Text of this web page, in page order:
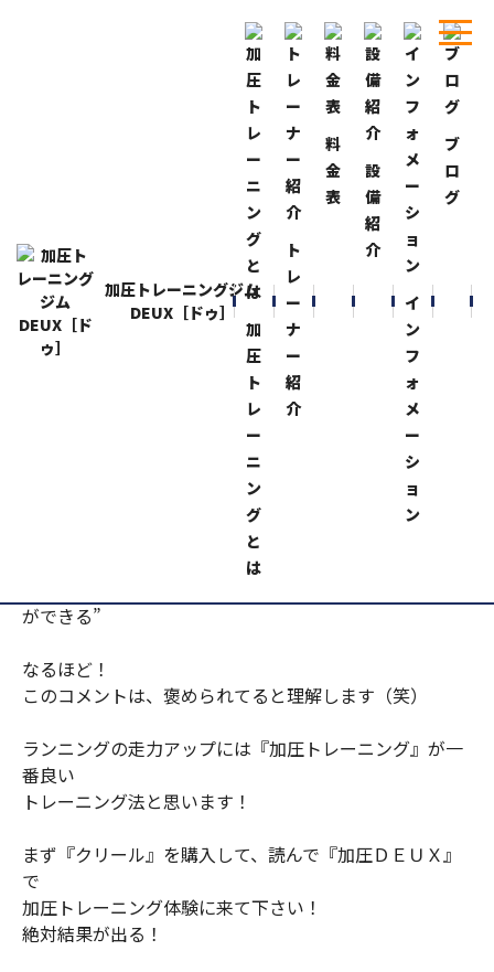
加圧トレーニングジム
DEUX［ドゥ］
加
圧
ト
レ
ー
ニ
ン
グ
と
は
ト
レ
ー
ナ
ー
紹
介
料
金
表
設
備
紹
介
イ
ン
フ
ォ
メ
ー
シ
ョ
ン
ブ
ロ
グ
届いた！
2015-3-25
人気ランニング雑誌『クリール』が届きました！
空き時間にしっかり熟読！
『パッパラ河合の加圧トレーニング体験』
パッパラ河合さんからのコメント（私に対して）
『お前は、ナメック星人の長老か！！』
どう言う意味なのか調べてみました！
ができる”
なるほど！
このコメントは、褒められてると理解します（笑）
ランニングの走力アップには『加圧トレーニング』が一
番良い
トレーニング法と思います！
まず『クリール』を購入して、読んで『加圧ＤＥＵＸ』
で
加圧トレーニング体験に来て下さい！
絶対結果が出る！